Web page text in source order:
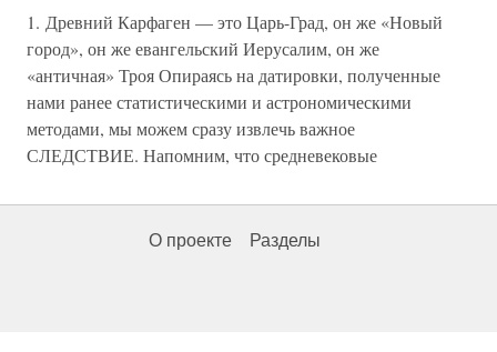
1. Древний Карфаген — это Царь-Град, он же «Новый
город», он же евангельский Иерусалим, он же
«античная» Троя Опираясь на датировки, полученные
нами ранее статистическими и астрономическими
методами, мы можем сразу извлечь важное
СЛЕДСТВИЕ. Напомним, что средневековые
О проекте Разделы